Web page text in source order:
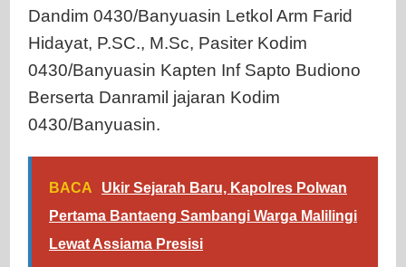
Dandim 0430/Banyuasin Letkol Arm Farid
Hidayat, P.SC., M.Sc, Pasiter Kodim
0430/Banyuasin Kapten Inf Sapto Budiono
Berserta Danramil jajaran Kodim
0430/Banyuasin.
BACA
Ukir Sejarah Baru, Kapolres Polwan
Pertama Bantaeng Sambangi Warga Malilingi
Lewat Assiama Presisi